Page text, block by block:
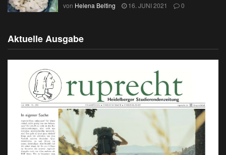
von Helena Belting 16. JUNI 2021 0
Aktuelle Ausgabe